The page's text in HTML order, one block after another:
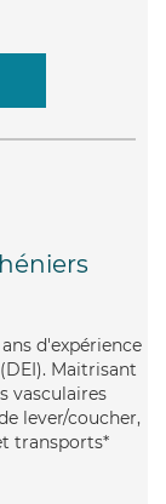
d'expérience
Maitrisant
vasculaires
lever/coucher,
transports*